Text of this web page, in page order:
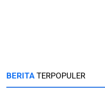
BERITA TERPOPULER